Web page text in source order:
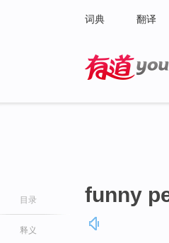
词典 翻译
目录
释义
funny